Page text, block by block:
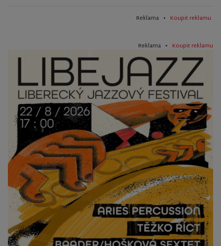
Reklama • Koupit reklamu
Reklama • Koupit reklamu